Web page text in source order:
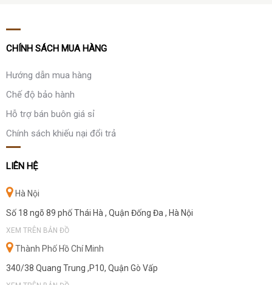
CHÍNH SÁCH MUA HÀNG
Hướng dẫn mua hàng
Chế độ bảo hành
Hỗ trợ bán buôn giá sỉ
Chính sách khiếu nại đổi trả
LIÊN HỆ
Hà Nội
Số 18 ngõ 89 phố Thái Hà , Quận Đống Đa , Hà Nội
XEM TRÊN BẢN ĐỒ
Thành Phố Hồ Chí Minh
340/38 Quang Trung ,P10, Quận Gò Vấp